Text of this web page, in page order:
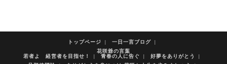
トップページ
一日一言ブログ
花咲爺の言葉
若者よ 経営者を目指せ！ 青春の人に告ぐ
好夢をありがとう